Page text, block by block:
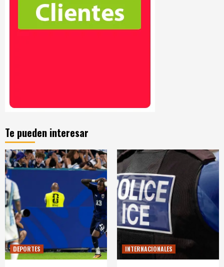
Te pueden interesar
DEPORTES INTERNACIONALES